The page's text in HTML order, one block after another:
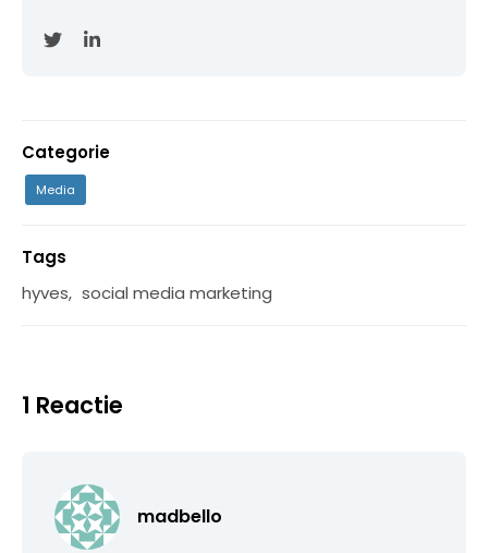
Categorie
Media
Tags
hyves, social media marketing
1 Reactie
madbello